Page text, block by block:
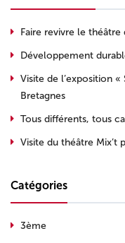
Faire revivre le
Développement
Visite de l’exposition
Bretagnes
Tous différents, tous
Visite du théâtre Mix’t
Catégories
3ème